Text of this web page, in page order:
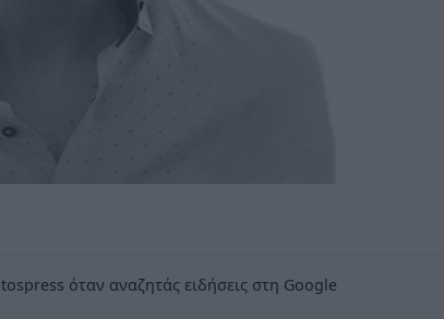
όταν αναζητάς ειδήσεις στη Google